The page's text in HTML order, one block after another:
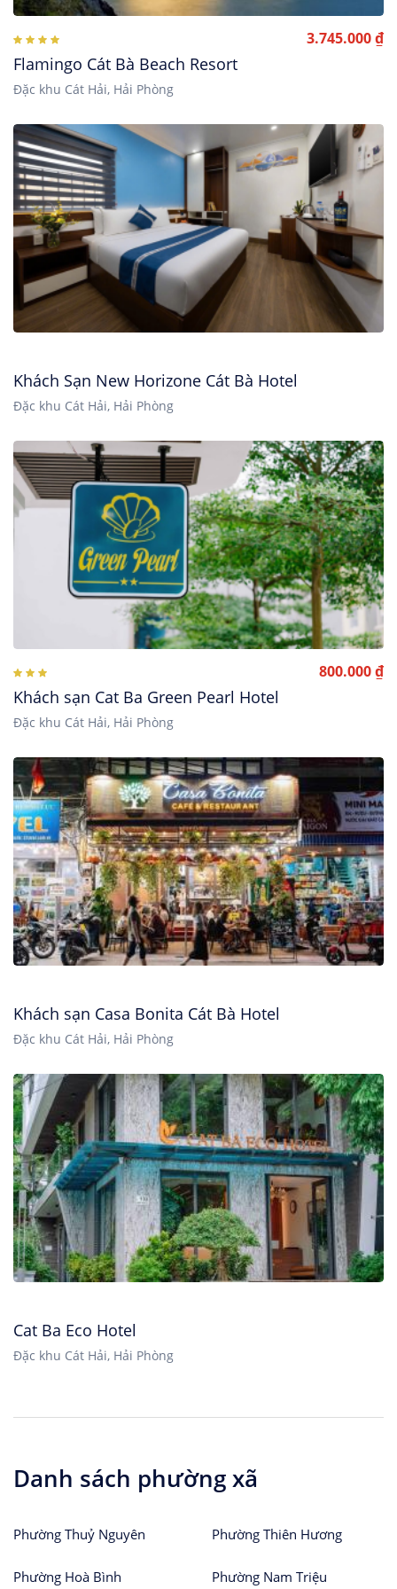
3.745.000 ₫
Flamingo Cát Bà Beach Resort
Đặc khu Cát Hải, Hải Phòng
Khách Sạn New Horizone Cát Bà Hotel
Đặc khu Cát Hải, Hải Phòng
800.000 ₫
Khách sạn Cat Ba Green Pearl Hotel
Đặc khu Cát Hải, Hải Phòng
Khách sạn Casa Bonita Cát Bà Hotel
Đặc khu Cát Hải, Hải Phòng
Cat Ba Eco Hotel
Đặc khu Cát Hải, Hải Phòng
Danh sách phường xã
Phường Thuỷ Nguyên Phường Thiên Hương
Phường Hoà Bình Phường Nam Triệu